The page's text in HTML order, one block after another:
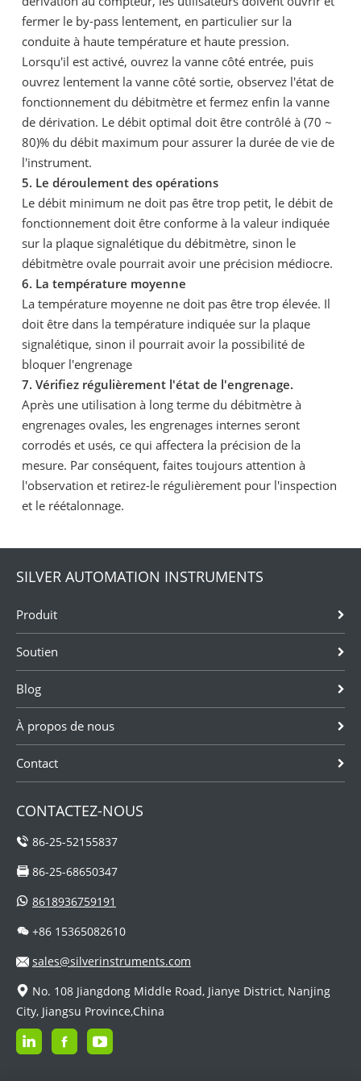
fermer le by-pass lentement, en particulier sur la
conduite à haute température et haute pression.
Lorsqu'il est activé, ouvrez la vanne côté entrée, puis
ouvrez lentement la vanne côté sortie, observez l'état de
fonctionnement du débitmètre et fermez enfin la vanne
de dérivation. Le débit optimal doit être contrôlé à (70 ~
80)% du débit maximum pour assurer la durée de vie de
l'instrument.
5. Le déroulement des opérations
Le débit minimum ne doit pas être trop petit, le débit de
fonctionnement doit être conforme à la valeur indiquée
sur la plaque signalétique du débitmètre, sinon le
débitmètre ovale pourrait avoir une précision médiocre.
6. La température moyenne
La température moyenne ne doit pas être trop élevée. Il
doit être dans la température indiquée sur la plaque
signalétique, sinon il pourrait avoir la possibilité de
bloquer l'engrenage
7. Vérifiez régulièrement l'état de l'engrenage.
Après une utilisation à long terme du débitmètre à
engrenages ovales, les engrenages internes seront
corrodés et usés, ce qui affectera la précision de la
mesure. Par conséquent, faites toujours attention à
l'observation et retirez-le régulièrement pour l'inspection
et le réétalonnage.
SILVER AUTOMATION INSTRUMENTS
Produit
Soutien
Blog
À propos de nous
Contact
CONTACTEZ-NOUS
86-25-52155837
86-25-68650347
8618936759191
+86 15365082610
sales@silverinstruments.com
No. 108 Jiangdong Middle Road, Jianye District, Nanjing
City, Jiangsu Province,China